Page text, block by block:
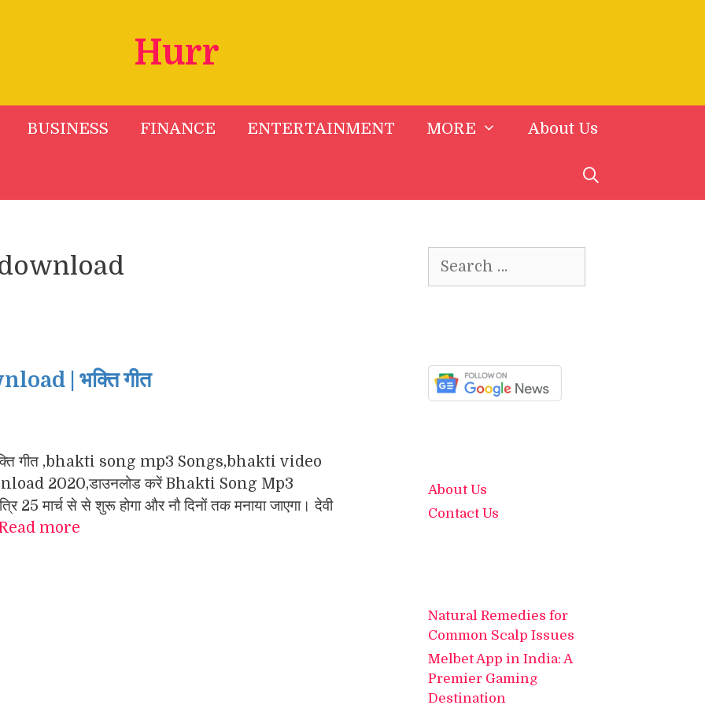
Hurr
BUSINESS FINANCE ENTERTAINMENT MORE About Us
| भक्ति गीत
गीत ,bhakti song mp3 Songs,bhakti video
2020,डाउनलोड करें Bhakti Song Mp3
25 मार्च से से शुरू होगा और नौ दिनों तक मनाया जाएगा। देवी
more
for:
About Us
Contact Us
Natural Remedies for
Common Scalp Issues
Melbet App in India: A
Premier Gaming
Destination